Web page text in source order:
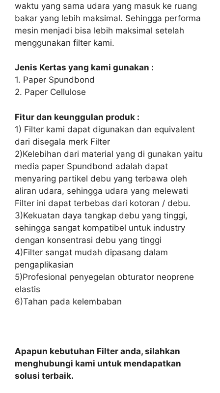
waktu yang sama udara yang masuk ke ruang
bakar yang lebih maksimal. Sehingga performa
mesin menjadi bisa lebih maksimal setelah
menggunakan filter kami.
Jenis Kertas yang kami gunakan :
1. Paper Spundbond
2. Paper Cellulose
Fitur dan keunggulan produk :
1) Filter kami dapat digunakan dan equivalent
dari disegala merk Filter
2)Kelebihan dari material yang di gunakan yaitu
media paper Spundbond adalah dapat
menyaring partikel debu yang terbawa oleh
aliran udara, sehingga udara yang melewati
Filter ini dapat terbebas dari kotoran / debu.
3)Kekuatan daya tangkap debu yang tinggi,
sehingga sangat kompatibel untuk industry
dengan konsentrasi debu yang tinggi
4)Filter sangat mudah dipasang dalam
pengaplikasian
5)Profesional penyegelan obturator neoprene
elastis
6)Tahan pada kelembaban
Apapun kebutuhan Filter anda, silahkan
menghubungi kami untuk mendapatkan
solusi terbaik.